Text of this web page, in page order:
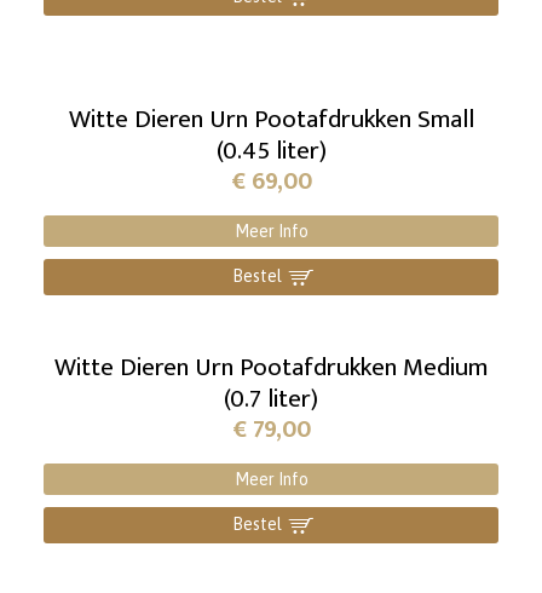
Witte Dieren Urn Pootafdrukken Small
(0.45 liter)
€69,00
Meer Info
Bestel ]
Witte Dieren Urn Pootafdrukken Medium
(0.7 liter)
€79,00
Meer Info
Bestel ]